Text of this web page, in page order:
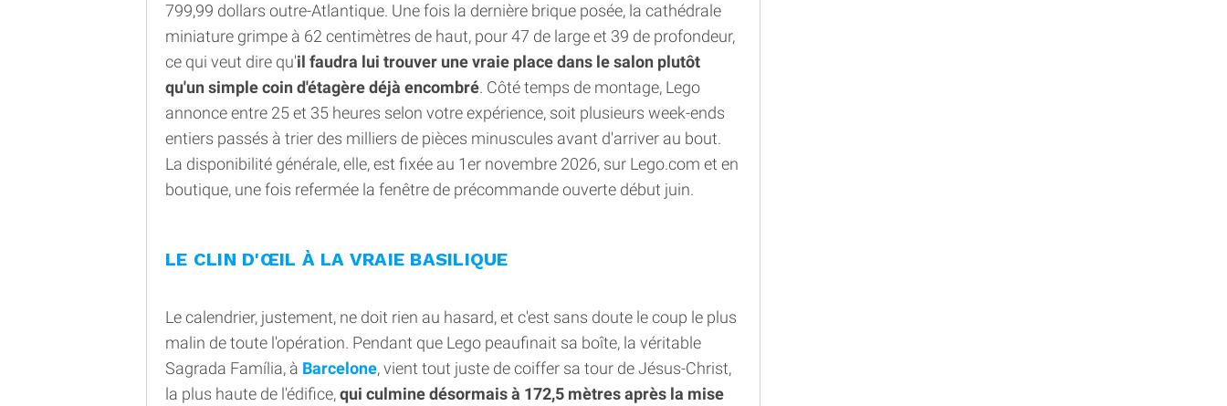
799,99 dollars outre-Atlantique. Une fois la dernière brique posée, la cathédrale
miniature grimpe à 62 centimètres de haut, pour 47 de large et 39 de profondeur,
ce qui veut dire qu'il faudra lui trouver une vraie place dans le salon plutôt
qu'un simple coin d'étagère déjà encombré. Côté temps de montage, Lego
annonce entre 25 et 35 heures selon votre expérience, soit plusieurs week-ends
entiers passés à trier des milliers de pièces minuscules avant d'arriver au bout.
La disponibilité générale, elle, est fixée au 1er novembre 2026, sur Lego.com et en
boutique, une fois refermée la fenêtre de précommande ouverte début juin.
LE CLIN D'ŒIL À LA VRAIE BASILIQUE
Le calendrier, justement, ne doit rien au hasard, et c'est sans doute le coup le plus
malin de toute l'opération. Pendant que Lego peaufinait sa boîte, la véritable
Sagrada Família, à Barcelone, vient tout juste de coiffer sa tour de Jésus-Christ,
la plus haute de l'édifice,qui culmine désormais à 172,5 mètres après la mise